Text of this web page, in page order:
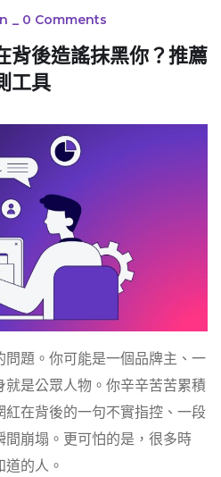
_ 0 Comments
背後造謠抹黑你？推薦
工具
題。你可能是一個品牌主、一
是公眾人物。你辛辛苦苦累積
在背後的一句不實指控、一段
崩塌。更可怕的是，很多時
的人。